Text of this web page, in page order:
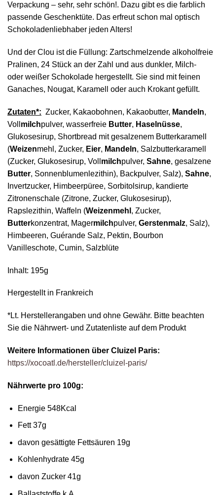
Verpackung – sehr, sehr schön!. Dazu gibt es die farblich
passende Geschenktüte. Das erfreut schon mal optisch
Schokoladenliebhaber jeden Alters!
Und der Clou ist die Füllung: Zartschmelzende alkoholfreie
Pralinen, 24 Stück an der Zahl und aus dunkler, Milch-
oder weißer Schokolade hergestellt. Sie sind mit feinen
Ganaches, Nougat, Karamell oder auch Krokant gefüllt.
Zutaten*: Zucker, Kakaobohnen, Kakaobutter, Mandeln,
Voll milchpulver, wasserfreie Butter, Haselnüsse,
Glukosesirup, Shortbread mit gesalzenem Butterkaramell
(Weizenmehl, Zucker, Eier, Mandeln, Salzbutterkaramell
(Zucker, Glukosesirup, Voll milchpulver, Sahne, gesalzene
Butter, Sonnenblumenlezithin), Backpulver, Salz), Sahne,
Invertzucker, Himbeerpüree, Sorbitolsirup, kandierte
Zitronenschale (Zitrone, Zucker, Glukosesirup),
Rapslezithin, Waffeln (Weizenmehl , Zucker,
Butterkonzentrat, Magermilchpulver, Gerstenmalz, Salz),
Himbeeren, Guérande Salz, Pektin, Bourbon
Vanilleschote, Cumin, Salzblüte
Inhalt: 195g
Hergestellt in Frankreich
*Lt. Herstellerangaben und ohne Gewähr. Bitte beachten
Sie die Nährwert- und Zutatenliste auf dem Produkt
Weitere Informationen über Cluizel Paris:
https://xocoatl.de/hersteller/cluizel-paris/
Nährwerte pro 100g:
Energie 548Kcal
Fett 37g
davon gesättigte Fettsäuren 19g
Kohlenhydrate 45g
davon Zucker 41g